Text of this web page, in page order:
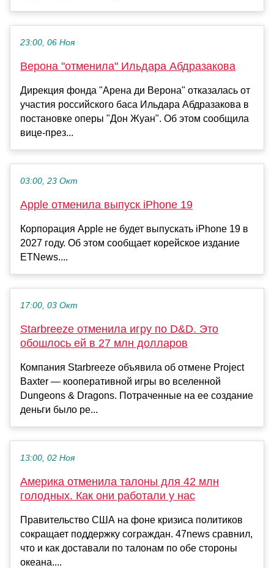
23:00, 06 Ноя
Верона "отменила" Ильдара Абдразакова
Дирекция фонда "Арена ди Верона" отказалась от
участия российского баса Ильдара Абдразакова в
постановке оперы "Дон Жуан". Об этом сообщила
вице-през...
03:00, 23 Окт
Apple отменила выпуск iPhone 19
Корпорация Apple не будет выпускать iPhone 19 в
2027 году. Об этом сообщает корейское издание
ETNews....
17:00, 03 Окт
Starbreeze отменила игру по D&D. Это
обошлось ей в 27 млн долларов
Компания Starbreeze объявила об отмене Project
Baxter — кооперативной игры во вселенной
Dungeons & Dragons. Потраченные на ее создание
деньги было ре...
13:00, 02 Ноя
Америка отменила талоны для 42 млн
голодных. Как они работали у нас
Правительство США на фоне кризиса политиков
сокращает поддержку сограждан. 47news сравнил,
что и как доставали по талонам по обе стороны
океана....